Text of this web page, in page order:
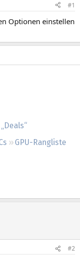
GPU-Rangliste
#1
Optionen einstellen
#2